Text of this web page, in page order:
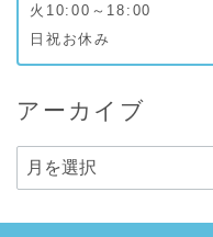
火10:00～18:00
日祝お休み
アーカイブ
ア
ー